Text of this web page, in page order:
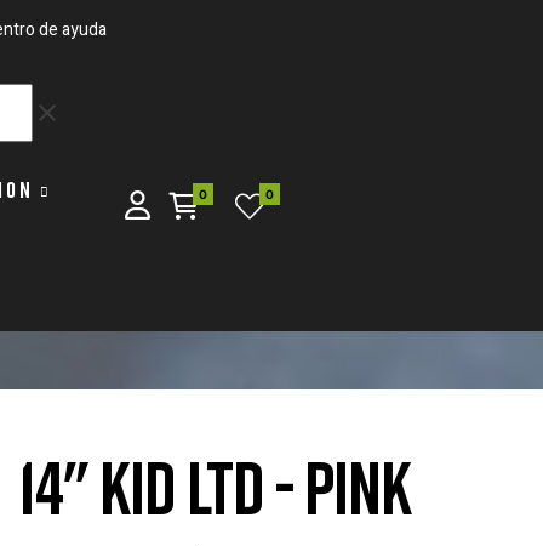
de ayuda
clear
0 0
14" KID LTD - PINK